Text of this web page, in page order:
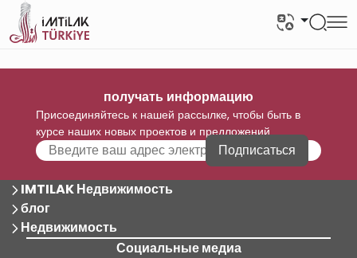
получать информацию
Присоединяйтесь к нашей рассылке, чтобы быть в
курсе наших новых проектов и предложений
Подписаться
IMTILAK Недвижимость
блог
Недвижимость
Социальные медиа